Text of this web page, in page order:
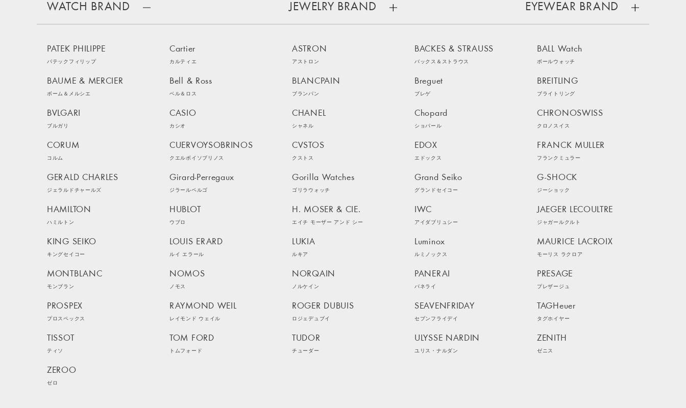
WATCH BRAND
PATEK PHILIPPE
パテックフィリップ
Cartier
カルティエ
ASTRON
アストロン
BACKES & STRAUSS
バックス＆ストラウス
BALL Watch
ボールウォッチ
BAUME & MERCIER
ボーム＆メルシエ
Bell & Ross
ベル＆ロス
BLANCPAIN
ブランパン
Breguet
ブレゲ
BREITLING
ブライトリング
BVLGARI
ブルガリ
CASIO
カシオ
CHANEL
シャネル
Chopard
ショパール
CHRONOSWISS
クロノスイス
CORUM
コルム
CUERVOYSOBRINOS
クエルボイソブリノス
CVSTOS
クストス
EDOX
エドックス
FRANCK MULLER
フランクミュラー
GERALD CHARLES
ジェラルドチャールズ
Girard-Perregaux
ジラールペルゴ
Gorilla Watches
ゴリラウォッチ
Grand Seiko
グランドセイコー
G-SHOCK
ジーショック
HAMILTON
ハミルトン
HUBLOT
ウブロ
H. MOSER & CIE.
エイチ モーザー アンド シー
IWC
アイダブリュシー
JAEGER LECOULTRE
ジャガールクルト
KING SEIKO
キングセイコー
LOUIS ERARD
ルイ エラール
LUKIA
ルキア
Luminox
ルミノックス
MAURICE LACROIX
モーリス ラクロア
MONTBLANC
モンブラン
NOMOS
ノモス
NORQAIN
ノルケイン
PANERAI
パネライ
PRESAGE
プレザージュ
PROSPEX
プロスペックス
RAYMOND WEIL
レイモンド ウェイル
ROGER DUBUIS
ロジェデュブイ
SEAVENFRIDAY
セブンフライデイ
TAGHeuer
タグホイヤー
TISSOT
ティソ
TOM FORD
トムフォード
TUDOR
チューダー
ULYSSE NARDIN
ユリス・ナルダン
ZENITH
ゼニス
ZEROO
ゼロ
JEWELRY BRAND EYEWEAR BRAND